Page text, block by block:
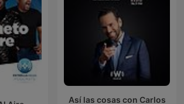
Así las cosas con Carlos